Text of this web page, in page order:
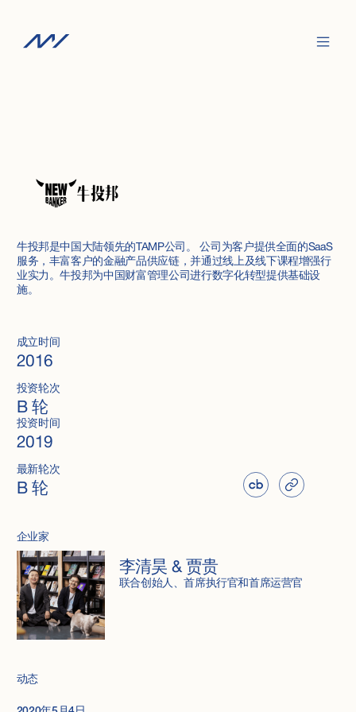
牛投邦是中国大陆领先的TAMP公司。 公司为客户提供全面的SaaS
服务，丰富客户的金融产品供应链，并通过线上及线下课程增强行
业实力。牛投邦为中国财富管理公司进行数字化转型提供基础设
施。
成立时间
2016
投资轮次
B 轮
投资时间
2019
最新轮次
B 轮
企业家
李清昊 & 贾贵
联合创始人、首席执行官和首席运营官
动态